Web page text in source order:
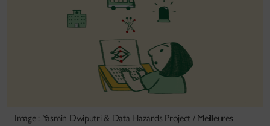
Image : Yasmin Dwiputri & Data Hazards Project / Meilleures